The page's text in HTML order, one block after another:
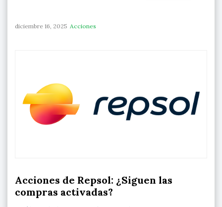
diciembre 16, 2025 Acciones
Acciones de Repsol: ¿Siguen las
compras activadas?